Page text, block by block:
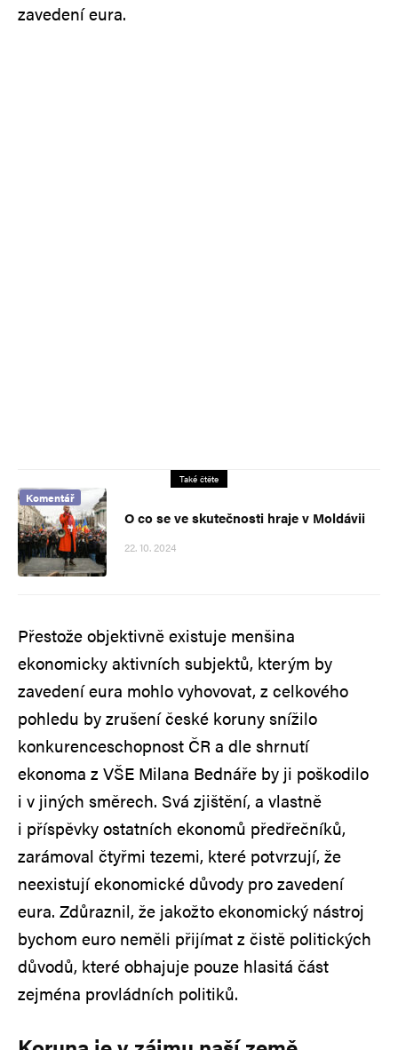
zavedení eura.
Také čtěte
Komentář
O co se ve skutečnosti hraje v Moldávii
22. 10. 2024
Přestože objektivně existuje menšina
ekonomicky aktivních subjektů, kterým by
zavedení eura mohlo vyhovovat, z celkového
pohledu by zrušení české koruny snížilo
konkurenceschopnost ČR a dle shrnutí
ekonoma z VŠE Milana Bednáře by ji poškodilo
i v jiných směrech. Svá zjištění, a vlastně
i příspěvky ostatních ekonomů předřečníků,
zarámoval čtyřmi tezemi, které potvrzují, že
neexistují ekonomické důvody pro zavedení
eura. Zdůraznil, že jakožto ekonomický nástroj
bychom euro neměli přijímat z čistě politických
důvodů, které obhajuje pouze hlasitá část
zejména provládních politiků.